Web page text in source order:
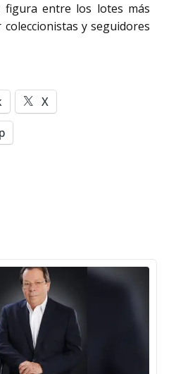
figura entre los lotes más
coleccionistas y seguidores
X